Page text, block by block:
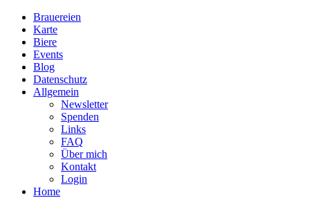
Brauereien
Karte
Biere
Events
Blog
Datenschutz
Allgemein
Newsletter
Spenden
Links
FAQ
Über mich
Kontakt
Login
Home